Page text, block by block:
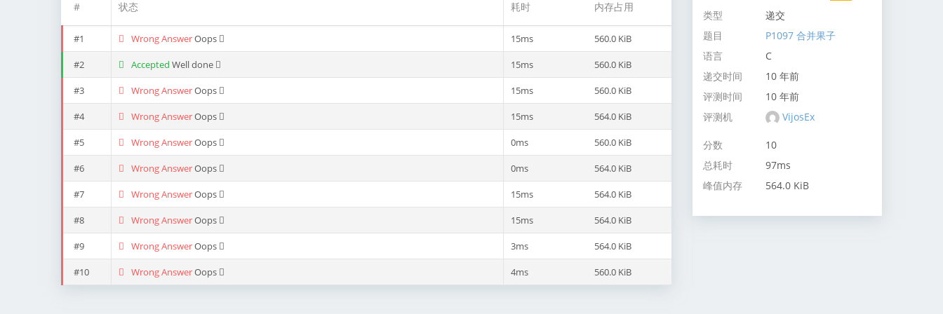
# 状态 耗时 内存占用
#1 Wrong AnswerOops 15ms 560.0 KiB
#2 Accepted Well done 15ms 560.0 KiB
#3 Wrong AnswerOops 15ms 560.0 KiB
#4 Wrong AnswerOops 15ms 564.0 KiB
#5 Wrong AnswerOops 0ms 560.0 KiB
#6 Wrong AnswerOops 0ms 564.0 KiB
#7 Wrong AnswerOops 15ms 564.0 KiB
#8 Wrong AnswerOops 15ms 564.0 KiB
#9 Wrong AnswerOops 3ms 564.0 KiB
#10 Wrong AnswerOops 4ms 560.0 KiB
类型
递交
题目
P1097 合并果子
语言
C
递交时间
10 年前
评测时间
10 年前
评测机
VijosEx
分数
10
总耗时
97ms
峰值内存
564.0 KiB